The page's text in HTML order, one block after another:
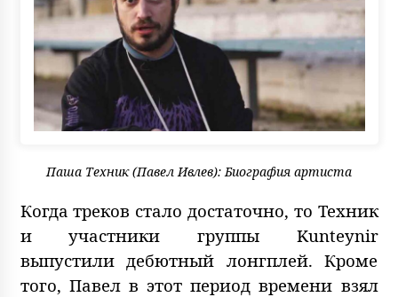
Паша Техник (Павел Ивлев): Биография артиста
Когда треков стало достаточно, то Техник
и участники группы Kunteynir
выпустили дебютный лонгплей. Кроме
того, Павел в этот период времени взял